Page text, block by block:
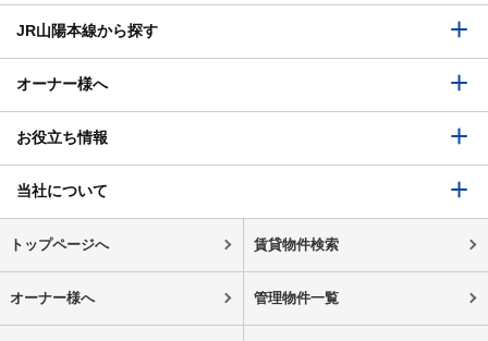
JR山陽本線から探す
オーナー様へ
お役立ち情報
当社について
トップページへ 賃貸物件検索
オーナー様へ 管理物件一覧